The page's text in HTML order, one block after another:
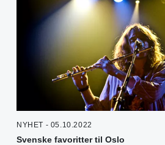
NYHET - 05.10.2022
Svenske favoritter til Oslo